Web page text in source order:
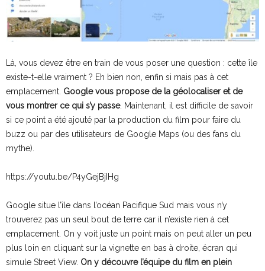
Là, vous devez être en train de vous poser une question : cette île
existe-t-elle vraiment ? Eh bien non, enfin si mais pas à cet
emplacement. Google vous propose de la géolocaliser et de
vous montrer ce qui s’y passe. Maintenant, il est difficile de savoir
si ce point a été ajouté par la production du film pour faire du
buzz ou par des utilisateurs de Google Maps (ou des fans du
mythe).
https://youtu.be/P4yGejBjIHg
Google situe l’île dans l’océan Pacifique Sud mais vous n’y
trouverez pas un seul bout de terre car il n’existe rien à cet
emplacement. On y voit juste un point mais on peut aller un peu
plus loin en cliquant sur la vignette en bas à droite, écran qui
simule Street View. On y découvre l’équipe du film en plein